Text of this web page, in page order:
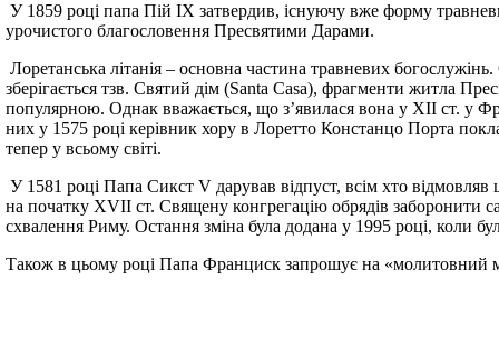
У 1859 році папа Пій IX затвердив, існуючу вже форму
урочистого благословення Пресвятими Дарами.
Лоретанська літанія – основна частина травневих
зберігається тзв. Святий дім (Santa Casa), фрагменти житла
популярною. Однак вважається, що з’явилася вона у XII ст. у
них у 1575 році керівник хору в Лоретто Констанцо Порта
тепер у всьому світі.
У 1581 році Папа Сикст V дарував відпуст, всім хто
на початку XVII ст. Священу конгрегацію обрядів заборонити
схвалення Риму. Остання зміна була додана у 1995 році, коли
Також в цьому році Папа Франциск запрошує на «молитовний